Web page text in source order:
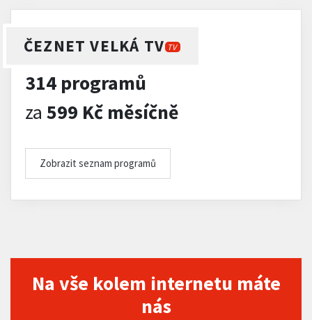
ČEZNET VELKÁ TV TV
314 programů
za 599 Kč měsíčně
Zobrazit seznam programů
Na vše kolem internetu máte
nás